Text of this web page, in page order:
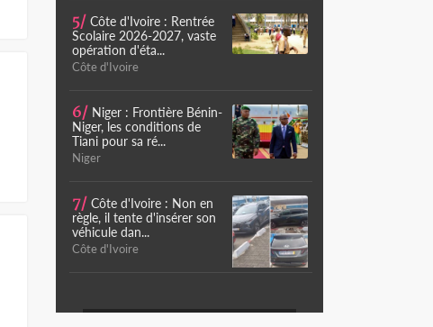
5/ Côte d'Ivoire : Rentrée
Scolaire 2026-2027, vaste
opération d'éta...
Côte d'Ivoire
6/ Niger : Frontière Bénin-
Niger, les conditions de
Tiani pour sa ré...
Niger
7/ Côte d'Ivoire : Non en
règle, il tente d'insérer son
véhicule dan...
Côte d'Ivoire